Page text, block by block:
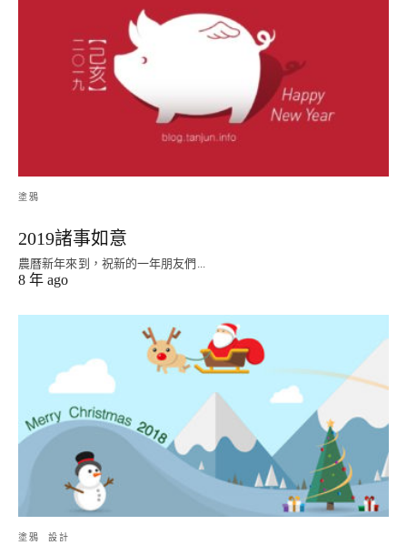
塗鴉
2019諸事如意
農曆新年來到，祝新的一年朋友們...
8 年 ago
塗鴉 設計